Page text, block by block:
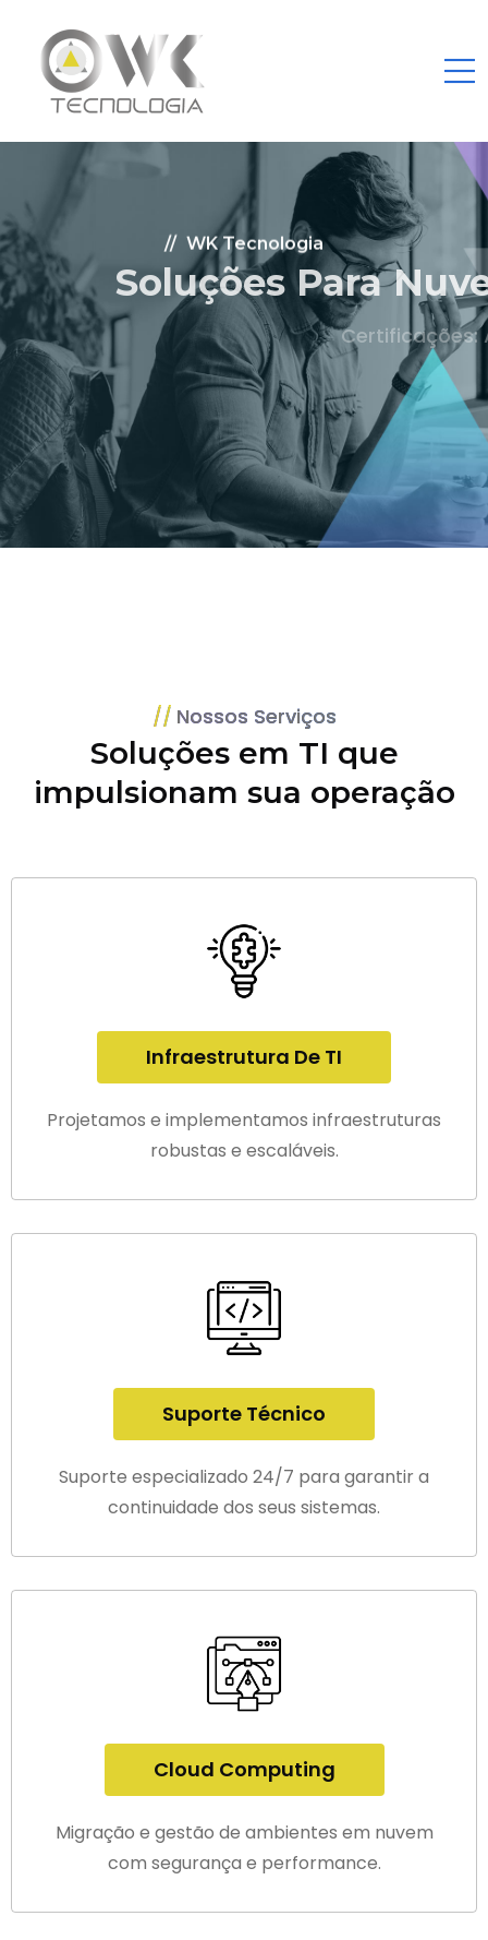
WK Tecnologia
Soluções Para Nuvem.
Certificações: AWS Partner, Microsoft Gold
Fale Conosco
Nossos Serviços
Soluções em TI que
impulsionam sua operação
Infraestrutura De TI
Projetamos e implementamos infraestruturas
robustas e escaláveis.
Suporte Técnico
Suporte especializado 24/7 para garantir a
continuidade dos seus sistemas.
Cloud Computing
Migração e gestão de ambientes em nuvem
com segurança e performance.